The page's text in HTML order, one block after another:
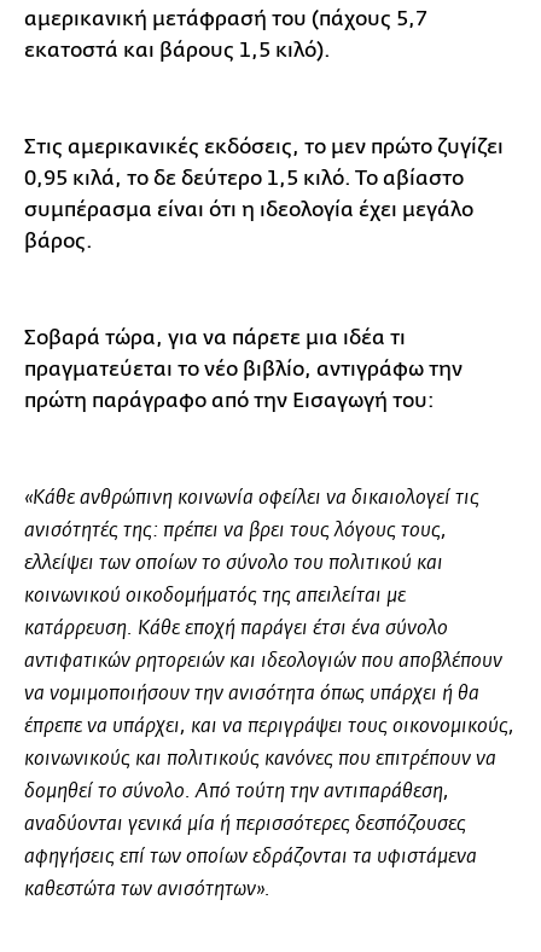
αμερικανική μετάφρασή του (πάχους 5,7
εκατοστά και βάρους 1,5 κιλό).
Στις αμερικανικές εκδόσεις, το μεν πρώτο ζυγίζει
0,95 κιλά, το δε δεύτερο 1,5 κιλό. Το αβίαστο
συμπέρασμα είναι ότι η ιδεολογία έχει μεγάλο
βάρος.
Σοβαρά τώρα, για να πάρετε μια ιδέα τι
πραγματεύεται το νέο βιβλίο, αντιγράφω την
πρώτη παράγραφο από την Εισαγωγή του:
«Κάθε ανθρώπινη κοινωνία οφείλει να δικαιολογεί τις
ανισότητές της: πρέπει να βρει τους λόγους τους,
ελλείψει των οποίων το σύνολο του πολιτικού και
κοινωνικού οικοδομήματός της απειλείται με
κατάρρευση. Κάθε εποχή παράγει έτσι ένα σύνολο
αντιφατικών ρητορειών και ιδεολογιών που αποβλέπουν
να νομιμοποιήσουν την ανισότητα όπως υπάρχει ή θα
έπρεπε να υπάρχει, και να περιγράψει τους οικονομικούς,
κοινωνικούς και πολιτικούς κανόνες που επιτρέπουν να
δομηθεί το σύνολο. Από τούτη την αντιπαράθεση,
αναδύονται γενικά μία ή περισσότερες δεσπόζουσες
αφηγήσεις επί των οποίων εδράζονται τα υφιστάμενα
καθεστώτα των ανισότητων».